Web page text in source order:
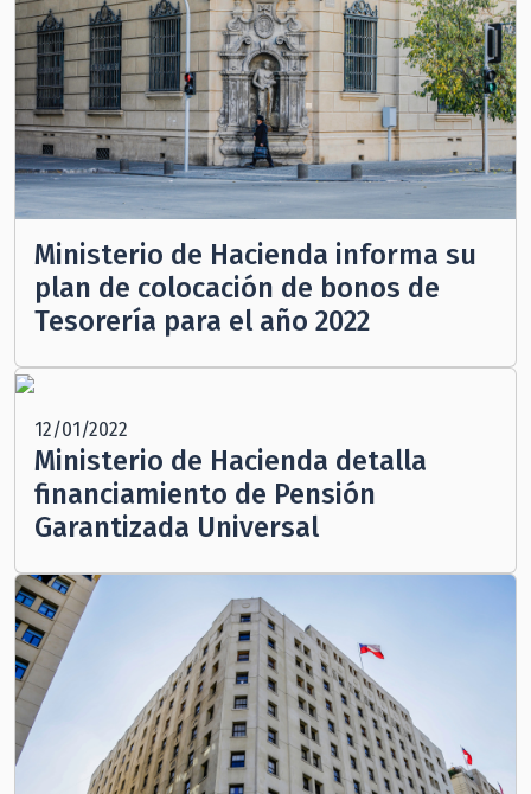
Ministerio de Hacienda informa su
plan de colocación de bonos de
Tesorería para el año 2022
12/01/2022
Ministerio de Hacienda detalla
financiamiento de Pensión
Garantizada Universal